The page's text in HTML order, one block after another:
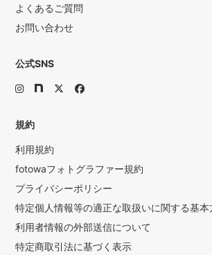
よくあるご質問
お問い合わせ
公式SNS
規約
利用規約
fotowaフォトグラファー規約
プライバシーポリシー
特定個人情報等の適正な取扱いに関する基本
利用者情報の外部送信について
特定商取引法に基づく表示